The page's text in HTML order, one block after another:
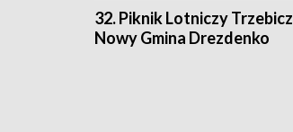
32. Piknik Lotniczy Trzebicz
Nowy Gmina Drezdenko